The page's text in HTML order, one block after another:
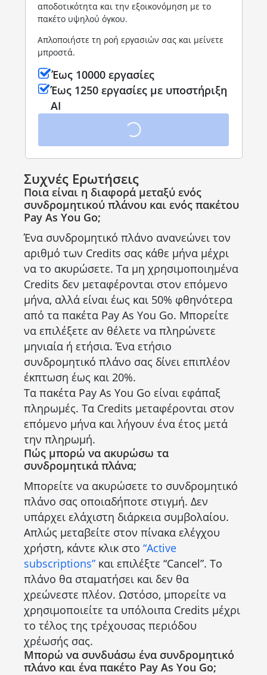
αποδοτικότητα και την εξοικονόμηση με το
πακέτο υψηλού όγκου.
Απλοποιήστε τη ροή εργασιών σας και μείνετε
μπροστά.
Έως 10000 εργασίες
Έως 1250 εργασίες με υποστήριξη
AI
Συχνές Ερωτήσεις
Ποια είναι η διαφορά μεταξύ ενός
συνδρομητικού πλάνου και ενός πακέτου
Pay As You Go;
Ένα συνδρομητικό πλάνο ανανεώνει τον
αριθμό των Credits σας κάθε μήνα μέχρι
να το ακυρώσετε. Τα μη χρησιμοποιημένα
Credits δεν μεταφέρονται στον επόμενο
μήνα, αλλά είναι έως και 50% φθηνότερα
από τα πακέτα Pay As You Go. Μπορείτε
να επιλέξετε αν θέλετε να πληρώνετε
μηνιαία ή ετήσια. Ένα ετήσιο
συνδρομητικό πλάνο σας δίνει επιπλέον
έκπτωση έως και 20%.
Τα πακέτα Pay As You Go είναι εφάπαξ
πληρωμές. Τα Credits μεταφέρονται στον
επόμενο μήνα και λήγουν ένα έτος μετά
την πληρωμή.
Πώς μπορώ να ακυρώσω τα
συνδρομητικά πλάνα;
Μπορείτε να ακυρώσετε το συνδρομητικό
πλάνο σας οποιαδήποτε στιγμή. Δεν
υπάρχει ελάχιστη διάρκεια συμβολαίου.
Απλώς μεταβείτε στον πίνακα ελέγχου
χρήστη, κάντε κλικ στο “Active
subscriptions” και επιλέξτε “Cancel”. Το
πλάνο θα σταματήσει και δεν θα
χρεώνεστε πλέον. Ωστόσο, μπορείτε να
χρησιμοποιείτε τα υπόλοιπα Credits μέχρι
το τέλος της τρέχουσας περιόδου
χρέωσής σας.
Μπορώ να συνδυάσω ένα συνδρομητικό
πλάνο και ένα πακέτο Pay As You Go;